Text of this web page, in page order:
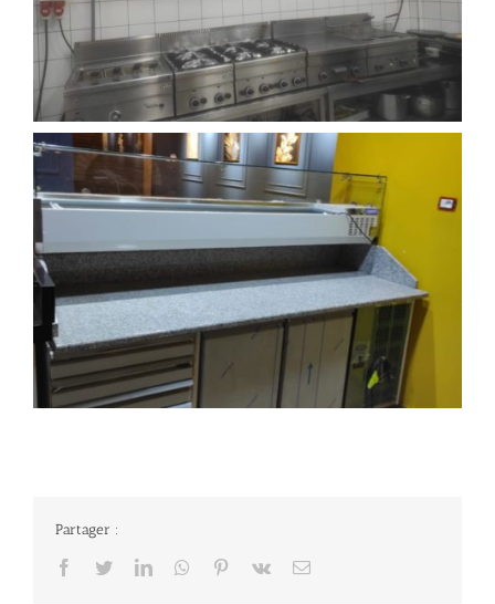
Partager :
Facebook
TwitterLinkedInWhatsappPinterest
Vk Email